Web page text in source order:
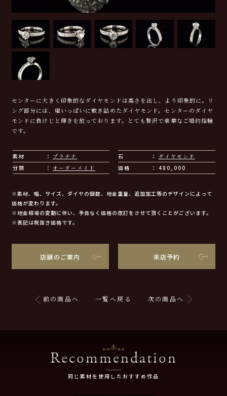
センターに大きく印象的なダイヤモンドは高さを出し、より印象的に。リ
ング部分には、幅いっぱいに敷き詰めたダイヤモンド。センターのダイヤ
モンドに負けじと輝きを放っております。とても贅沢で豪華なご婚約指輪
です。
素材 プラチナ 石
ダイヤモンド
分類
オーダーメイド 価格 480,000
※素材、幅、サイズ、ダイヤの個数、地金重量、追加加工等のデザインによって
価格が変わります。
※地金相場の変動に伴い、予告なく価格の改訂をさせて頂くことがございます。
※表記は税抜き価格です。
店舗のご案内 来店予約
前の商品へ 一覧へ戻る 次の商品へ
Recommendation
同じ素材を使用したおすすめ作品